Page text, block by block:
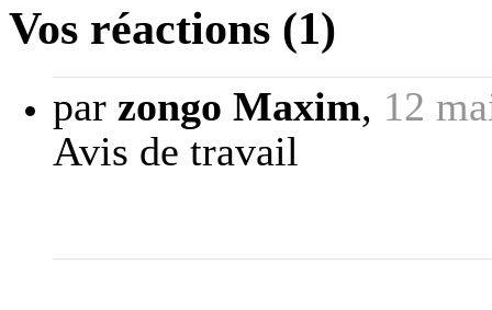
Vos réactions (1)
par zongo Maxim, 12
Avis de travail